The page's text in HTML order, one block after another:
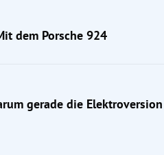
krank?
dem Porsche 924
gerade die